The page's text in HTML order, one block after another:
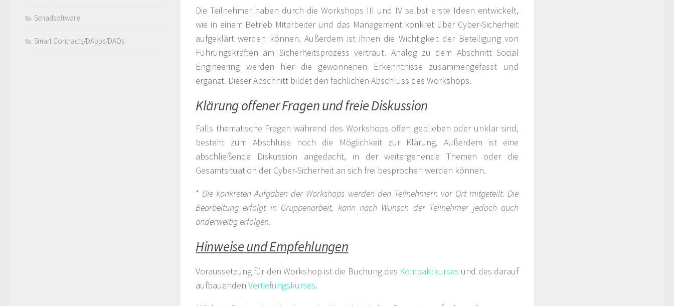
Die Teilnehmer haben durch die Workshops III und IV selbst erste Ideen entwickelt,
wie in einem Betrieb Mitarbeiter und das Management konkret über Cyber-Sicherheit
aufgeklärt werden können. Außerdem ist ihnen die Wichtigkeit der Beteiligung von
Führungskräften am Sicherheitsprozess vertraut. Analog zu dem Abschnitt Social
Engineering werden hier die gewonnenen Erkenntnisse zusammengefasst und
ergänzt. Dieser Abschnitt bildet den fachlichen Abschluss des Workshops.
Klärung offener Fragen und freie Diskussion
Falls thematische Fragen während des Workshops offen geblieben oder unklar sind,
besteht zum Abschluss noch die Möglichkeit zur Klärung. Außerdem ist eine
abschließende Diskussion angedacht, in der weitergehende Themen oder die
Gesamtsituation der Cyber-Sicherheit an sich frei besprochen werden können.
*Die konkreten Aufgaben der Workshops werden den Teilnehmern vor Ort mitgeteilt. Die
Bearbeitung erfolgt in Gruppenarbeit, kann nach Wunsch der Teilnehmer jedoch auch
anderweitig erfolgen.
Hinweise und Empfehlungen
Voraussetzung für den Workshop ist die Buchung des Kompaktkurses und des darauf
aufbauenden Vertiefungskurses.
Schadsoftware
Smart Contracts/DApps/DAOs